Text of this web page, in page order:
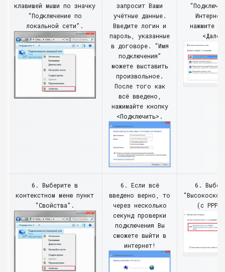
клавишей мыши по значку
“Подключение по
локальной сети”.
запросит Ваши
учётные данные.
Введите логин и
пароль, указанные
в договоре. “Имя
подключения”
можете выставить
произвольное.
После того как
всё введено,
нажимайте кнопку
<Подключить>.
нажмите
6. Выберите в
контекстном меню пункт
“Свойства”.
6. Если всё
введено верно, то
через несколько
секунд проверки
подключения Вы
сможете выйти в
интернет!
6.
(с